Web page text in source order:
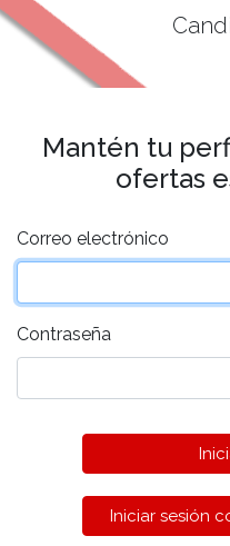
Mantén tu
ofertas
Correo electrónico
Contraseña